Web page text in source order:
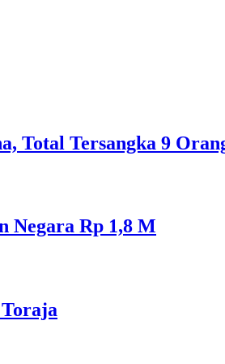
Total Tersangka 9
Negara Rp 1,8 M